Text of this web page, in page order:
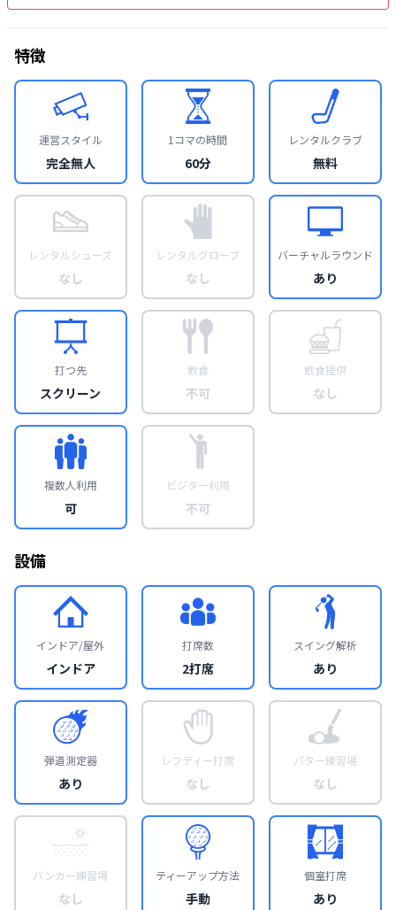
特徴
運営スタイル
完全無人
1コマの時間
60分
レンタルクラブ
無料
レンタルシューズ
なし
レンタルグローブ
なし
バーチャルラウンド
あり
打つ先
スクリーン
飲食
不可
飲食提供
なし
複数人利用
可
ビジター利用
不可
設備
インドア/屋外
インドア
打席数
2打席
スイング解析
あり
弾道測定器
あり
レフティー打席
なし
パター練習場
なし
バンカー練習場
なし
ティーアップ方法
手動
個室打席
あり